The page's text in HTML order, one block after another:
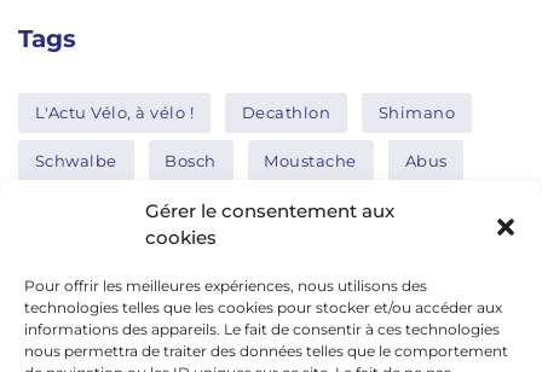
Gérer le consentement aux
cookies
Pour offrir les meilleures expériences, nous utilisons des
technologies telles que les cookies pour stocker et/ou accéder aux
informations des appareils. Le fait de consentir à ces technologies
nous permettra de traiter des données telles que le comportement
Tags
L'Actu Vélo, à vélo ! Decathlon Shimano
Schwalbe Bosch Moustache Abus
Thule Nakamura
Réseaux sociaux